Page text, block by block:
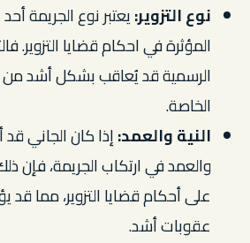
نوع التزوير:يعتبر نوع الجريمة
المؤثرة في احكام قضايا التزوير.
الرسمية قد يُعاقب بشكل أشد من
الخاصة.
النية والعمد:إذا كان الجاني قد
والعمد في ارتكاب الجريمة، فإن
على أحكام قضايا التزوير، مما
عقوبات أشد.